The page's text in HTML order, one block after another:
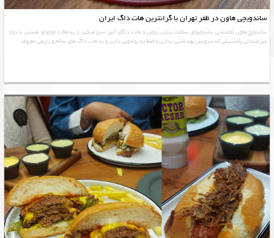
ساندویچی هاون در ظفر تهران با گرانترین هات داگ ایران
ساندویچ هاون تخصصی ساندویچای سلامت بدون روغن و هات داگای آبپز سرو میکنن و یه مغازه کوچولو هستن با دوتا
میزصندلی پلاستیکی که سرویس بهداشتی ندارن و فقط یه روشویی دارن و به هات داگ های سالم و رژیمی معروف